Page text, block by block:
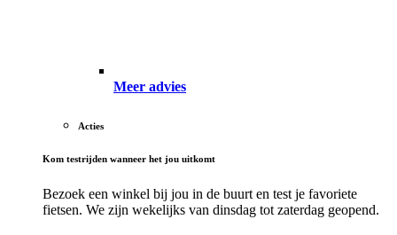
Meer advies
Acties
Kom testrijden wanneer het jou uitkomt
Bezoek een winkel bij jou in de buurt en test je favoriete
fietsen. We zijn wekelijks van dinsdag tot zaterdag geopend.